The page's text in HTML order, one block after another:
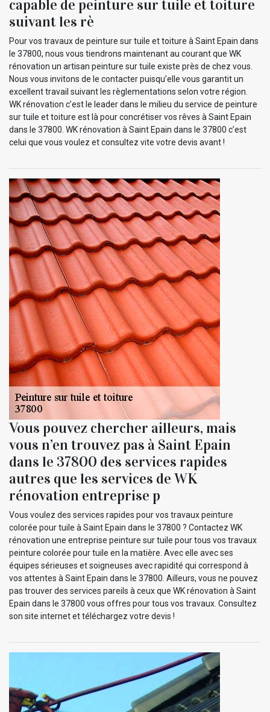
capable de peinture sur tuile et toiture
suivant les rè
Pour vos travaux de peinture sur tuile et toiture à Saint Epain dans
le 37800, nous vous tiendrons maintenant au courant que WK
rénovation un artisan peinture sur tuile existe près de chez vous.
Nous vous invitons de le contacter puisqu’elle vous garantit un
excellent travail suivant les règlementations selon votre région.
WK rénovation c’est le leader dans le milieu du service de peinture
sur tuile et toiture est là pour concrétiser vos rêves à Saint Epain
dans le 37800. WK rénovation à Saint Epain dans le 37800 c’est
celui que vous voulez et consultez vite votre devis avant !
Vous pouvez chercher ailleurs, mais
vous n’en trouvez pas à Saint Epain
dans le 37800 des services rapides
autres que les services de WK
rénovation entreprise p
Vous voulez des services rapides pour vos travaux peinture
colorée pour tuile à Saint Epain dans le 37800 ? Contactez WK
rénovation une entreprise peinture sur tuile pour tous vos travaux
peinture colorée pour tuile en la matière. Avec elle avec ses
équipes sérieuses et soigneuses avec rapidité qui correspond à
vos attentes à Saint Epain dans le 37800. Ailleurs, vous ne pouvez
pas trouver des services pareils à ceux que WK rénovation à Saint
Epain dans le 37800 vous offres pour tous vos travaux. Consultez
son site internet et téléchargez votre devis !